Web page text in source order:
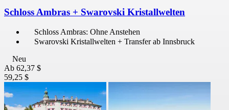
Schloss Ambras + Swarovski Kristallwelten
Schloss Ambras: Ohne Anstehen
Swarovski Kristallwelten + Transfer ab Innsbruck
Neu
Ab 62,37 $
59,25 $